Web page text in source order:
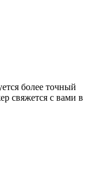
более точный
свяжется с вами в